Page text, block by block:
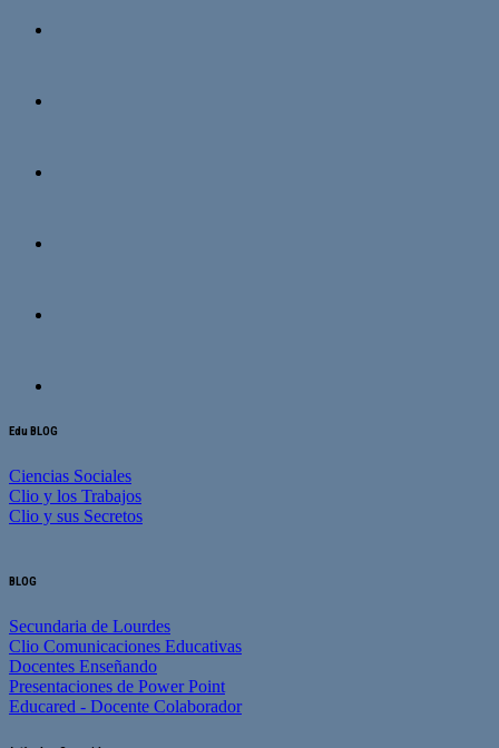
Edu BLOG
Ciencias Sociales
Clio y los Trabajos
Clio y sus Secretos
BLOG
Secundaria de Lourdes
Clio Comunicaciones Educativas
Docentes Enseñando
Presentaciones de Power Point
Educared - Docente Colaborador